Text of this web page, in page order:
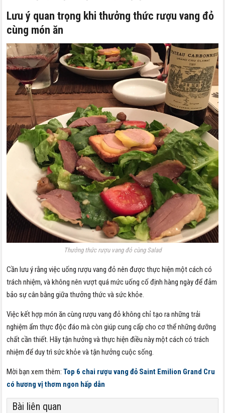
Lưu ý quan trọng khi thưởng thức rượu vang đỏ
cùng món ăn
Thưởng thức rượu vang đỏ cùng Salad
Cần lưu ý rằng việc uống rượu vang đỏ nên được thực hiện một cách có
trách nhiệm, và không nên vượt quá mức uống cố định hàng ngày để đảm
bảo sự cân bằng giữa thưởng thức và sức khỏe.
Việc kết hợp món ăn cùng rượu vang đỏ không chỉ tạo ra những trải
nghiệm ẩm thực độc đáo mà còn giúp cung cấp cho cơ thể những dưỡng
chất cần thiết. Hãy tận hưởng và thực hiện điều này một cách có trách
nhiệm để duy trì sức khỏe và tận hưởng cuộc sống.
Mời bạn xem thêm:Top 6 chai rượu vang đỏ Saint Emilion Grand Cru
có hương vị thơm ngon hấp dẫn
Bài liên quan